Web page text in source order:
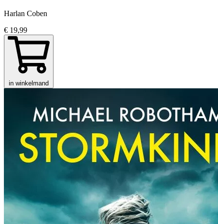
Harlan Coben
€ 19,99
in winkelmand